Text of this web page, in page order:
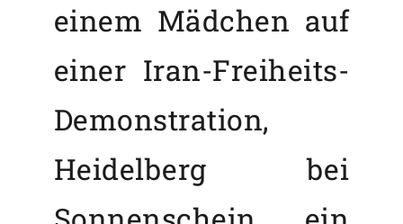
einem Mädchen auf
einer Iran-Freiheits-
Demonstration,
Heidelberg bei